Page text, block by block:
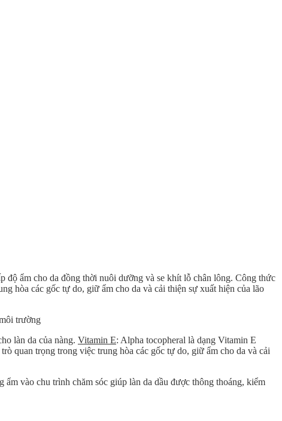
độ ẩm cho da đồng thời nuôi dưỡng và se khít lỗ chân lông. Công thức
hòa các gốc tự do, giữ ẩm cho da và cải thiện sự xuất hiện của lão
trường
làn da của nàng. Vitamin E: Alpha tocopheral là dạng Vitamin E
quan trọng trong việc trung hòa các gốc tự do, giữ ẩm cho da và cải
vào chu trình chăm sóc giúp làn da dầu được thông thoáng, kiểm